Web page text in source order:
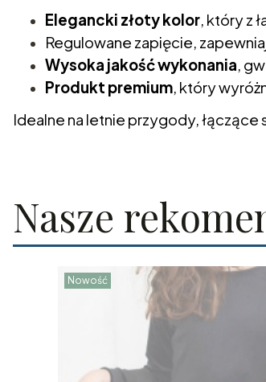
Elegancki złoty kolor, który z
Regulowane zapięcie,
Wysoka jakość wykonania,
Produkt premium, który
Idealne na letnie przygody, łączące
Nasze
Nowość